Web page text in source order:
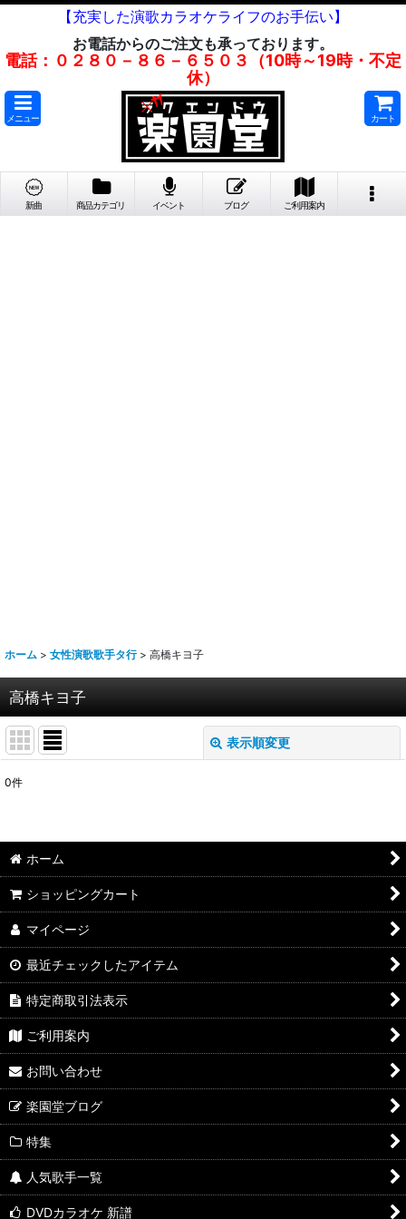
【充実した演歌カラオケライフのお手伝い】
お電話からのご注文も承っております。
電話：０２８０－８６－６５０３（10時～19時・不定
休）
メニュー カート
新曲 商品カテゴリ イベント ブログ ご利用案内
ホーム > 女性演歌歌手タ行 > 高橋キヨ子
高橋キヨ子
表示順変更
並び順:
0件
ホーム
ショッピングカート
マイページ
最近チェックしたアイテム
特定商取引法表示
ご利用案内
お問い合わせ
楽園堂ブログ
特集
人気歌手一覧
DVDカラオケ 新譜